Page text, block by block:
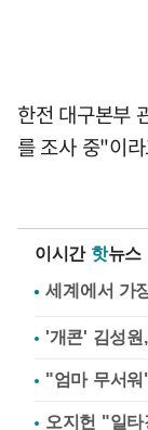
한전 대구본부
를 조사 중"이
이시간 핫뉴스
'개콘' 김성
"엄마 무서
오지헌 "일